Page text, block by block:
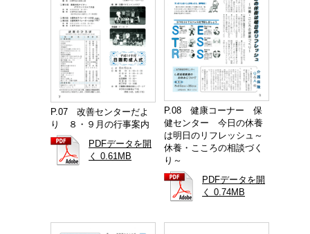
P.07 改善センターだよ
り ８・９月の行事案内
PDFデータを開
く 0.61MB
P.08 健康コーナー 保
健センター 今日の休養
は明日のリフレッシュ～
休養・こころの相談づく
り～
PDFデータを開
く 0.74MB